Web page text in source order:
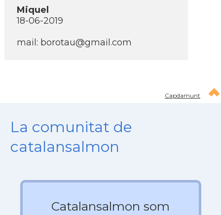
Miquel
18-06-2019
mail: borotau@gmail.com
Capdamunt
La comunitat de
catalansalmon
Catalansalmon som